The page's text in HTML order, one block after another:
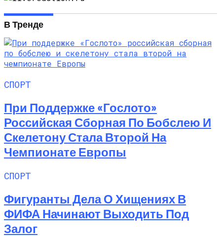
В Тренде
СПОРТ
При Поддержке «Гослото»
Российская Сборная По Бобслею И
Скелетону Стала Второй На
Чемпионате Европы
СПОРТ
Фигуранты Дела О Хищениях В
ФИФА Начинают Выходить Под
Залог